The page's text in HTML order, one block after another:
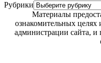
Рубрики
Материалы
ознакомительных целях
администрации сайта, и